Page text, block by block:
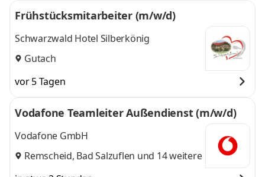
Frühstücksmitarbeiter (m/w/d)
Schwarzwald Hotel Silberkönig
Gutach
vor 5 Tagen
Vodafone Teamleiter Außendienst (m/w/d)
Vodafone GmbH
Remscheid, Bad Salzuflen und 14 weitere